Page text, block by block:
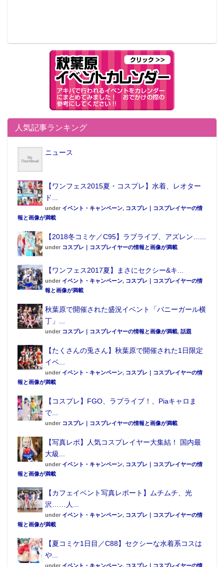
人気記事ランキング
ニュース
【ワンフェス2015夏・コスプレ】水着、レオター
ド...
under イベント・キャンペーン, コスプレ｜コスプレイヤーの情
報と画像が満載
【2018冬コミケ／C95】ラブライブ、アズレン…...
under コスプレ｜コスプレイヤーの情報と画像が満載
【ワンフェス2017夏】まさにセクシー&キ...
under イベント・キャンペーン, コスプレ｜コスプレイヤーの情
報と画像が満載
秋葉原で開催された盛況イベント「バニーガール横
丁」...
under コスプレ｜コスプレイヤーの情報と画像が満載, 話題
【たくさんの兎さん】秋葉原で開催された1日限定
イベ...
under イベント・キャンペーン, コスプレ｜コスプレイヤーの情
報と画像が満載
【コスプレ】FGO、ラブライブ！、Piaキャロま
で...
under コスプレ｜コスプレイヤーの情報と画像が満載
【写真レポ】人気コスプレイヤー大集結！ 国内最
大級...
under イベント・キャンペーン, コスプレ｜コスプレイヤーの情
報と画像が満載
【カフェイベント写真レポート】ムチムチ、光
沢……人...
under イベント・キャンペーン, コスプレ｜コスプレイヤーの情
報と画像が満載
【夏コミケ1日目／C88】セクシーな水着系コスは
や...
under イベント・キャンペーン, コスプレ｜コスプレイヤーの情